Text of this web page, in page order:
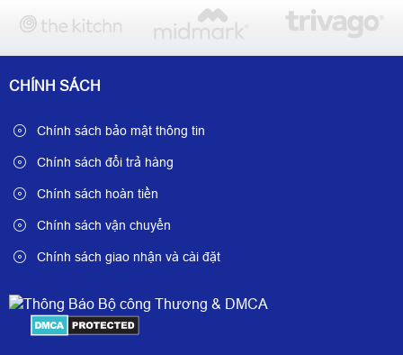
CHÍNH SÁCH
Chính sách bảo mật thông tin
Chính sách đổi trả hàng
Chính sách hoàn tiền
Chính sách vận chuyển
Chính sách giao nhận và cài đặt